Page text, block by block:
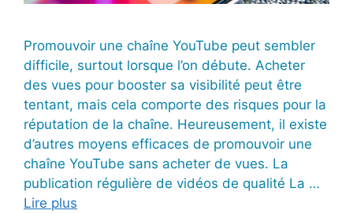
Promouvoir une chaîne YouTube peut sembler
difficile, surtout lorsque l’on débute. Acheter
des vues pour booster sa visibilité peut être
tentant, mais cela comporte des risques pour la
réputation de la chaîne. Heureusement, il existe
d’autres moyens efficaces de promouvoir une
chaîne YouTube sans acheter de vues. La
publication régulière de vidéos de qualité La …
Lire plus